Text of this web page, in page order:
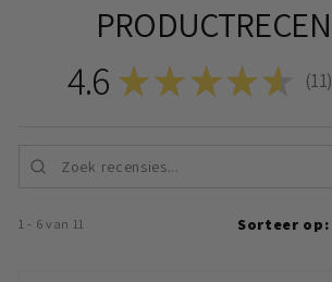
4.6 ★ ★ ★ ★ ★ 11
11
1 - 6 van 11 Sorteer op: